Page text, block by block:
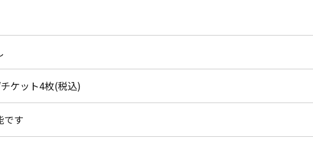
ケット4枚(税込)
です